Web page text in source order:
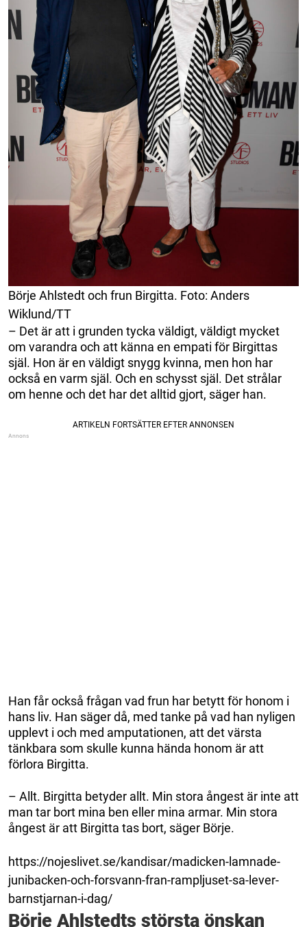
Börje Ahlstedt och frun Birgitta. Foto: Anders
Wiklund/TT
– Det är att i grunden tycka väldigt, väldigt mycket
om varandra och att känna en empati för Birgittas
själ. Hon är en väldigt snygg kvinna, men hon har
också en varm själ. Och en schysst själ. Det strålar
om henne och det har det alltid gjort, säger han.
Han får också frågan vad frun har betytt för honom i
hans liv. Han säger då, med tanke på vad han nyligen
upplevt i och med amputationen, att det värsta
tänkbara som skulle kunna hända honom är att
förlora Birgitta.
– Allt. Birgitta betyder allt. Min stora ångest är inte att
man tar bort mina ben eller mina armar. Min stora
ångest är att Birgitta tas bort, säger Börje.
https://nojeslivet.se/kandisar/madicken-lamnade-
junibacken-och-forsvann-fran-rampljuset-sa-lever-
barnstjarnan-i-dag/
Börje Ahlstedts största önskan